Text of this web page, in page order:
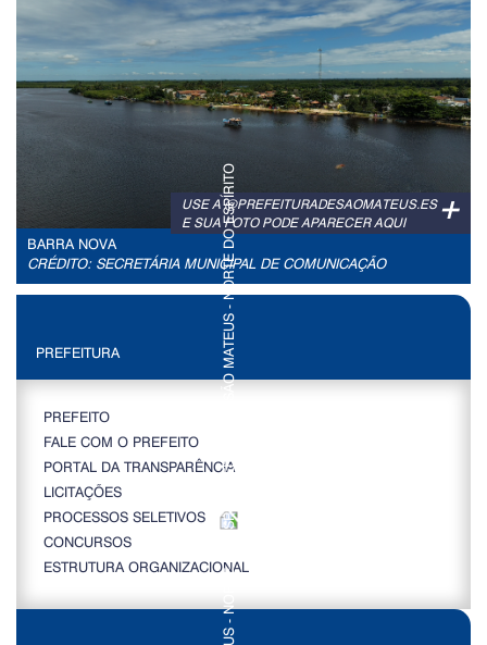
+
USE A @PREFEITURADESAOMATEUS.ES
E SUA FOTO PODE APARECER AQUI
BARRA NOVA
CRÉDITO: SECRETÁRIA MUNICIPAL DE COMUNICAÇÃO
PREFEITURA
PREFEITO
FALE COM O PREFEITO
PORTAL DA TRANSPARÊNCIA
LICITAÇÕES
PROCESSOS SELETIVOS
CONCURSOS
ESTRUTURA ORGANIZACIONAL